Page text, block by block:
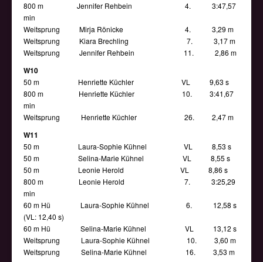
800 m Jennifer Rehbein 4. 3:47,57
min
Weitsprung Mirja Rönicke 4. 3,29 m
Weitsprung Kiara Brechling 7. 3,17 m
Weitsprung Jennifer Rehbein 11. 2,86 m
W10
50 m Henriette Küchler VL 9,63 s
800 m Henriette Küchler 10. 3:41,67
min
Weitsprung Henriette Küchler 26. 2,47 m
W11
50 m Laura-Sophie Kühnel VL 8,53 s
50 m Selina-Marie Kühnel VL 8,55 s
50 m Leonie Herold VL 8,86 s
800 m Leonie Herold 7. 3:25,29
min
60 m Hü Laura-Sophie Kühnel 6. 12,58 s
(VL: 12,40 s)
60 m Hü Selina-Marie Kühnel VL 13,12 s
Weitsprung Laura-Sophie Kühnel 10. 3,60 m
Weitsprung Selina-Marie Kühnel 16. 3,53 m